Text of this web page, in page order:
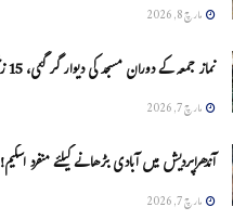
مارچ 8, 2026
نماز جمعہ کے دوران مسجد کی دیوار گر گئی، 15 زخمی
مارچ 7, 2026
آندھراپردیش میں آبادی بڑھانے کیلئے منفرد اسکیم!
مارچ 7, 2026